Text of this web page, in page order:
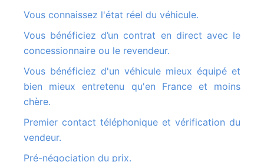
Vous connaissez l'état réel du véhicule.
Vous bénéficiez d’un contrat en direct avec le
concessionnaire ou le revendeur.
Vous bénéficiez d'un véhicule mieux équipé et
bien mieux entretenu qu'en France et moins
chère.
Premier contact téléphonique et vérification du
vendeur.
Pré-négociation du prix.